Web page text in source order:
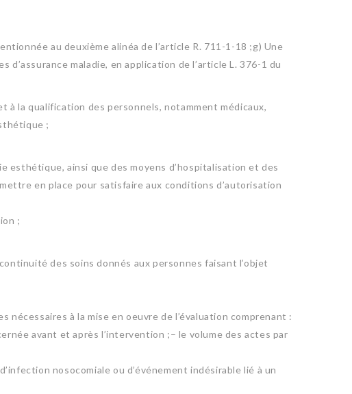
au deuxième alinéa de l’article R. 711-1-18 ;g) Une
maladie, en application de l’article L. 376-1 du
la qualification des personnels, notamment médicaux,
;
esthétique, ainsi que des moyens d’hospitalisation et des
en place pour satisfaire aux conditions d’autorisation
;
des soins donnés aux personnes faisant l’objet
à la mise en oeuvre de l’évaluation comprenant :
avant et après l’intervention ;– le volume des actes par
nosocomiale ou d’événement indésirable lié à un